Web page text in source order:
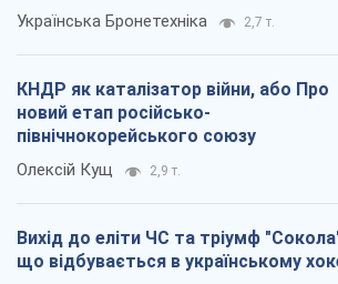
Українська Бронетехніка 2,7 т.
КНДР як каталізатор війни, або Про
новий етап російсько-
північнокорейського союзу
Олексій Кущ 2,9 т.
Вихід до еліти ЧС та тріумф
що відбувається в українському